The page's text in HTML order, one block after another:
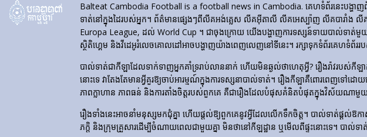
Balteat Cambodia Football is a football news in Cambodia. គេហទំព័រ​នេះ​បង្ហា
ទាត់នៅក្នុងដៃរបស់អ្នក។ ព័ត៌មានផ្សេងៗពីលីគអង់គ្លេស លីគអ៊ីតាលី លីគអេស្ប៉ាញ លីគបារាំង លីគ
Europa League, ដល់ World Cup ។ ជាចុងក្រោយ យើងបង្ហាញការទស្សន៍ទាយបាល់ទាត់មួ
ស្ថិតិហ្គេម និងវីដេអូរំលេចគោលដៅអាចបង្ហាញយ៉ាងពេញលេញនៅទីនេះ។ រក្សាទុកទំព័រគេហទំព័ររ
បាល់ទាត់​ជា​កីឡា​ដែល​ទាក់​ទាញ​អ្នក​គាំទ្រ​រាប់​លាន​នាក់ ហើយ​មិន​ឆ្ងល់​ថា​ហេតុអ្វី? រឿងរ៉ាវ​រប
នោះទេ វាតែងតែមានអ្វីគួរឱ្យចាប់អារម្មណ៍ក្នុងការទស្សនាបាល់ទាត់។ រឿង​កីឡា​គឺ​ពោរពេញ​ទៅ​ដ
ភាពក្លាហាន ភាពធន់ និងការតាំងចិត្តរបស់ពួកគេ គឺជារឿងដែលបំផុសគំនិតបំផុតក្នុងវិស័យណាមួ
រឿងទាំងនេះអាចនាំមនុស្សមកជុំគ្នា ហើយផ្តល់ឱ្យពួកគេនូវអ្វីដែលលើកទឹកចិត្ត។ បាល់ទាត់ផ្តល់ឱក
ភក្តិ និងក្រុមគ្រួសារដើម្បីចំណាយពេលជាមួយគ្នា មិនថានៅកីឡដ្ឋាន ឬមើលពីផ្ទះនោះទេ។ បាល់